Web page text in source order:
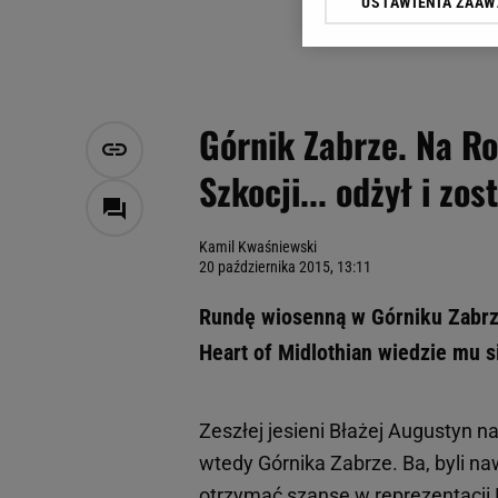
Górnik Zabrze. Na
Szkocji... odżył i
Kamil Kwaśniewski
20 października 2015, 13:11
Rundę wiosenną w Górniku
Heart of Midlothian wiedzie mu
Zeszłej jesieni Błażej Augustyn
wtedy Górnika Zabrze. Ba, byli
Klikając „Akceptuję”
Zaufanych Partnerów i
My, nasi Zaufani
Użycie dokładnych
Przechowywanie